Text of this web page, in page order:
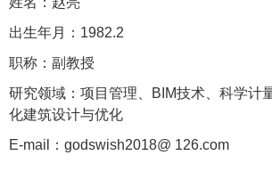
出生年月： 1982.2
职称：副教授
研究领域：项目管理、
BIM技术、科学计
化建筑设计与优化
E-mail
： godswish2018@ 126.com